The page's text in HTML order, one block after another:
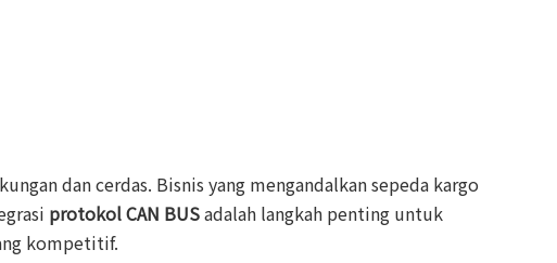
dan cerdas. Bisnis yang mengandalkan sepeda kargo
protokol CAN BUSadalah langkah penting untuk
kompetitif.